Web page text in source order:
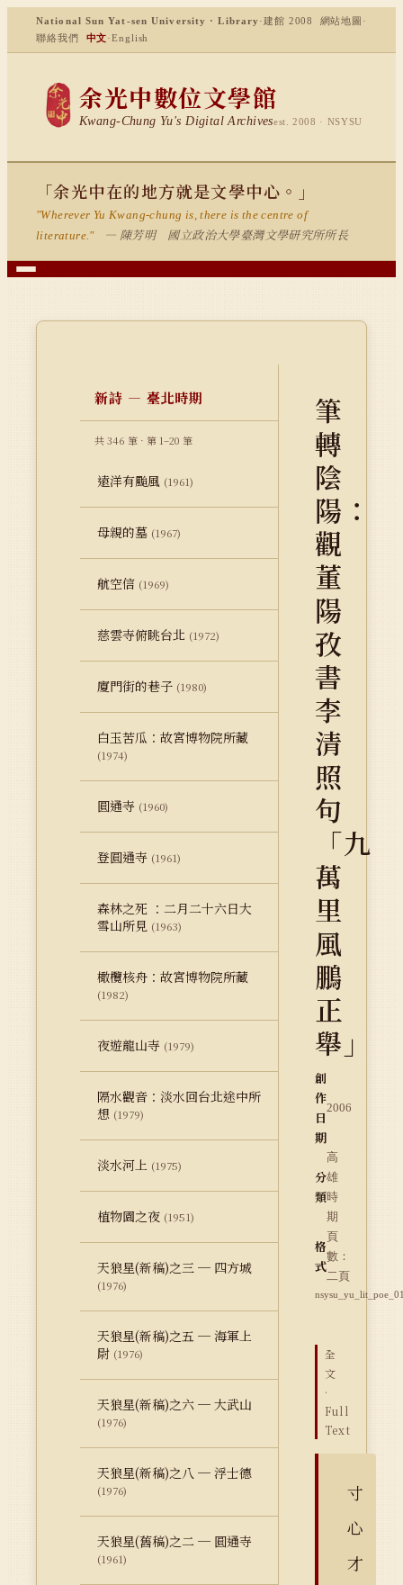
National Sun Yat-sen University · Library ·建館 2008 網站地圖 ·
聯絡我們
中文·English
余光中數位文學館
Kwang-Chung Yu's Digital Archivesest. 2008 · NSYSU
「余光中在的地方就是文學中心。」
"Wherever Yu Kwang-chung is, there is the centre of
literature."
— 陳芳明 國立政治大學臺灣文學研究所所長
新詩 — 臺北時期
共 346 筆 · 第 1–20 筆
遠洋有颱風 (1961)
母親的墓 (1967)
航空信 (1969)
慈雲寺俯眺台北 (1972)
廈門街的巷子 (1980)
白玉苦瓜：故宮博物院所藏
(1974)
圓通寺 (1960)
登圓通寺 (1961)
森林之死 ：二月二十六日大
雪山所見 (1963)
橄欖核舟：故宮博物院所藏
(1982)
夜遊龍山寺 (1979)
隔水觀音：淡水回台北途中所
想 (1979)
淡水河上 (1975)
植物園之夜 (1951)
天狼星(新稿)之三 ─ 四方城
(1976)
天狼星(新稿)之五 ─ 海軍上
尉 (1976)
天狼星(新稿)之六 ─ 大武山
(1976)
天狼星(新稿)之八 ─ 浮士德
(1976)
天狼星(舊稿)之二 ─ 圓通寺
(1961)
筆
轉
陰
陽：
觀
董
陽
孜
書
李
清
照
句
「九
萬
里
風
鵬
正
舉」
創
作
日
期
2006
分
類
高
雄
時
期
格
式
頁
數：
二頁
全
文
·
Full
Text
寸
心
才